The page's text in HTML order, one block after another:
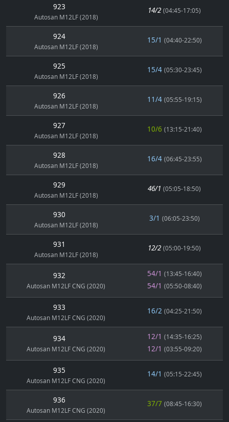
923
Autosan M12LF (2018)
14/2 (04:45-17:05)
924
Autosan M12LF (2018)
15/1 (04:40-22:50)
925
Autosan M12LF (2018)
15/4 (05:30-23:45)
926
Autosan M12LF (2018)
11/4 (05:55-19:15)
927
Autosan M12LF (2018)
10/6 (13:15-21:40)
928
Autosan M12LF (2018)
16/4 (06:45-23:55)
929
Autosan M12LF (2018)
46/1 (05:05-18:50)
930
Autosan M12LF (2018)
3/1 (06:05-23:50)
931
Autosan M12LF (2018)
12/2 (05:00-19:50)
932
Autosan M12LF CNG (2020)
54/1 (13:45-16:40)
54/1 (05:50-08:40)
933
Autosan M12LF CNG (2020)
16/2 (04:25-21:50)
934
Autosan M12LF CNG (2020)
12/1 (14:35-16:25)
12/1 (03:55-09:20)
935
Autosan M12LF CNG (2020)
14/1 (05:15-22:45)
936
Autosan M12LF CNG (2020)
37/7 (08:45-16:30)